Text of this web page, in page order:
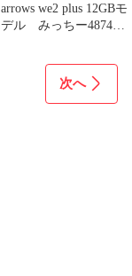
arrows we2 plus 12GBモ
デル みっちー4874様
次へ